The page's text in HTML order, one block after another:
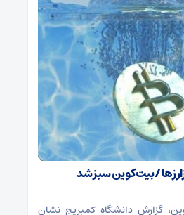
/ بیت‌کوین سبز شد
گزارش دانشگاه کمبریج نشان